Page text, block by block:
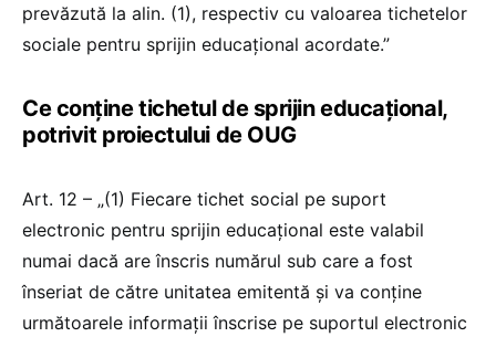
prevăzută la alin. (1), respectiv cu valoarea tichetelor
sociale pentru sprijin educațional acordate.”
Ce conține tichetul de sprijin educațional,
potrivit proiectului de OUG
Art. 12 – „(1) Fiecare tichet social pe suport
electronic pentru sprijin educațional este valabil
numai dacă are înscris numărul sub care a fost
înseriat de către unitatea emitentă și va conține
următoarele informații înscrise pe suportul electronic